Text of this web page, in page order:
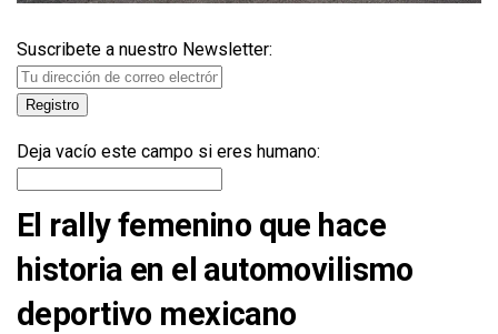
Suscribete a nuestro Newsletter:
Deja vacío este campo si eres humano:
El rally femenino que hace
historia en el automovilismo
deportivo mexicano